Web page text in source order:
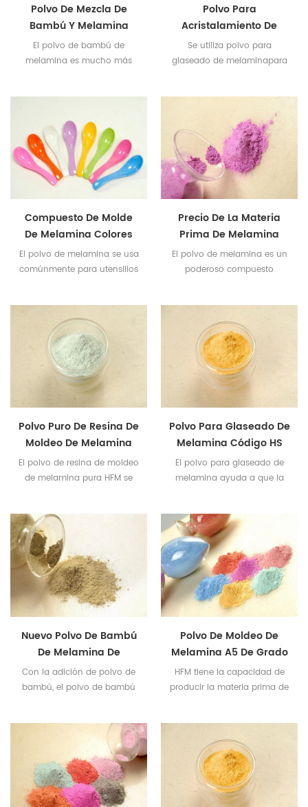
Polvo De Mezcla De
Bambú Y Melamina
Para Contacto Con
Alimentos
El polvo de bambú de
melamina es mucho más
Polvo Para
Acristalamiento De
Melamina Lg220 En
China
Se utiliza polvo para
glaseado de melaminapara
Compuesto De Molde
De Melamina Colores
Personalizados
Disponibles
El polvo de melamina se usa
comúnmente para utensilios
Precio De La Materia
Prima De Melamina
El polvo de melamina es un
poderoso compuesto
plástico.
Polvo Puro De Resina De
Moldeo De Melamina
HFM
El polvo de resina de moldeo
de melamina pura HFM se
melamina y utensilios de
cocina.
Polvo Para Glaseado De
Melamina Código HS
El polvo para glaseado de
melamina ayuda a que la
Nuevo Polvo De Bambú
De Melamina De
Materia Prima
Con la adición de polvo de
bambú, el polvo de bambú
Polvo De Moldeo De
Melamina A5 De Grado
Alimenticio 100%
HFM tiene la capacidad de
producir la materia prima de
proceso del producto de
Tanzania.